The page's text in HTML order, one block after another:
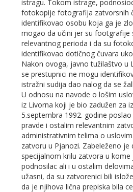
istragu. Tokom istrage,
fotokopije fotografija zatvorsnih
identifikovao osobu koja ga je
mogao da učini jer su footgrafije
relevantnog perioda i da su
identifikovao dotičnog čuvara
Nakon ovoga, javno tužilaštvo u
se prestupnici ne mogu
istražni sudija dao nalog da se
U odnosu na navode o lošim
iz Livorna koji je bio zadužen za
5.septembra 1992. godine
pravde i ostalim relevantnim
administrativnim telima o
zatvoru u Pjanozi. Zabeleženo je
specijalnom krilu zatvora u
podnosilac ali i u ostalim
užasni, da su zatvorenici bili
da je njihova lična prepiska bila